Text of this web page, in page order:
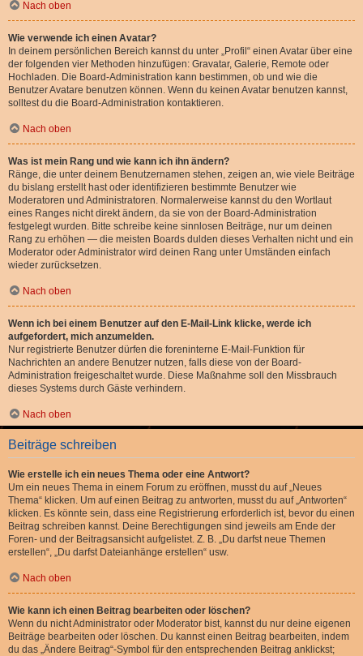
Nach oben
Wie verwende ich einen Avatar?
In deinem persönlichen Bereich kannst du unter „Profil“ einen Avatar über eine
der folgenden vier Methoden hinzufügen: Gravatar, Galerie, Remote oder
Hochladen. Die Board-Administration kann bestimmen, ob und wie die
Benutzer Avatare benutzen können. Wenn du keinen Avatar benutzen kannst,
solltest du die Board-Administration kontaktieren.
Nach oben
Was ist mein Rang und wie kann ich ihn ändern?
Ränge, die unter deinem Benutzernamen stehen, zeigen an, wie viele Beiträge
du bislang erstellt hast oder identifizieren bestimmte Benutzer wie
Moderatoren und Administratoren. Normalerweise kannst du den Wortlaut
eines Ranges nicht direkt ändern, da sie von der Board-Administration
festgelegt wurden. Bitte schreibe keine sinnlosen Beiträge, nur um deinen
Rang zu erhöhen — die meisten Boards dulden dieses Verhalten nicht und ein
Moderator oder Administrator wird deinen Rang unter Umständen einfach
wieder zurücksetzen.
Nach oben
Wenn ich bei einem Benutzer auf den E-Mail-Link klicke, werde ich
aufgefordert, mich anzumelden.
Nur registrierte Benutzer dürfen die foreninterne E-Mail-Funktion für
Nachrichten an andere Benutzer nutzen, falls diese von der Board-
Administration freigeschaltet wurde. Diese Maßnahme soll den Missbrauch
dieses Systems durch Gäste verhindern.
Nach oben
Beiträge schreiben
Wie erstelle ich ein neues Thema oder eine Antwort?
Um ein neues Thema in einem Forum zu eröffnen, musst du auf „Neues
Thema“ klicken. Um auf einen Beitrag zu antworten, musst du auf „Antworten“
klicken. Es könnte sein, dass eine Registrierung erforderlich ist, bevor du einen
Beitrag schreiben kannst. Deine Berechtigungen sind jeweils am Ende der
Foren- und der Beitragsansicht aufgelistet. Z. B. „Du darfst neue Themen
erstellen“, „Du darfst Dateianhänge erstellen“ usw.
Nach oben
Wie kann ich einen Beitrag bearbeiten oder löschen?
Wenn du nicht Administrator oder Moderator bist, kannst du nur deine eigenen
Beiträge bearbeiten oder löschen. Du kannst einen Beitrag bearbeiten, indem
du das „Ändere Beitrag“-Symbol für den entsprechenden Beitrag anklickst;